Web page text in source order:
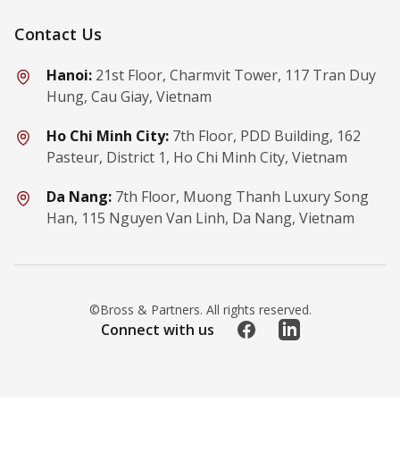
Contact Us
Hanoi: 21st Floor, Charmvit Tower, 117 Tran Duy
Hung, Cau Giay, Vietnam
Ho Chi Minh City: 7th Floor, PDD Building, 162
Pasteur, District 1, Ho Chi Minh City, Vietnam
Da Nang: 7th Floor, Muong Thanh Luxury Song
Han, 115 Nguyen Van Linh, Da Nang, Vietnam
©Bross & Partners. All rights reserved.
Connect with us FacebookLinkedIn